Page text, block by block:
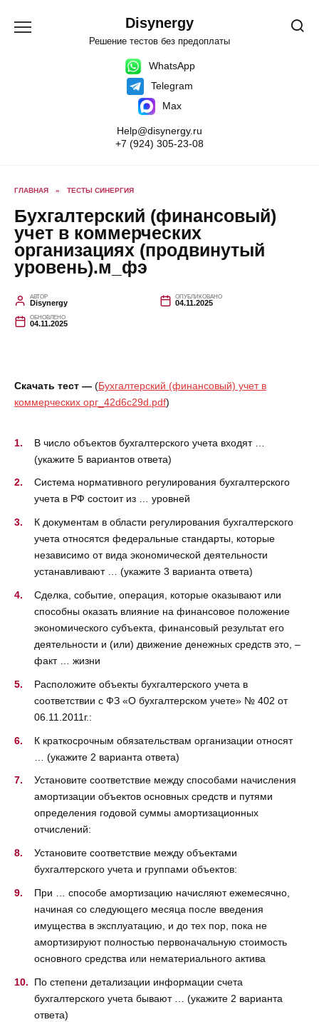
содержанию
Disynergy
Решение тестов без предоплаты
WhatsApp
Telegram
Max
Help@disynergy.ru
+7 (924) 305-23-08
ГЛАВНАЯ » ТЕСТЫ СИНЕРГИЯ
Бухгалтерский (финансовый)
учет в коммерческих
организациях (продвинутый
уровень).м_фэ
АВТОР
Disynergy
ОПУБЛИКОВАНО
04.11.2025
ОБНОВЛЕНО
04.11.2025
Скачать тест — (Бухгалтерский (финансовый) учет в
коммерческих орг_42d6c29d.pdf)
В число объектов бухгалтерского учета входят …
(укажите 5 вариантов ответа)
Система нормативного регулирования бухгалтерского
учета в РФ состоит из … уровней
К документам в области регулирования бухгалтерского
учета относятся федеральные стандарты, которые
независимо от вида экономической деятельности
устанавливают … (укажите 3 варианта ответа)
Сделка, событие, операция, которые оказывают или
способны оказать влияние на финансовое положение
экономического субъекта, финансовый результат его
деятельности и (или) движение денежных средств это, –
факт … жизни
Расположите объекты бухгалтерского учета в
соответствии с ФЗ «О бухгалтерском учете» № 402 от
06.11.2011г.:
К краткосрочным обязательствам организации относят
… (укажите 2 варианта ответа)
Установите соответствие между способами начисления
амортизации объектов основных средств и путями
определения годовой суммы амортизационных
отчислений:
Установите соответствие между объектами
бухгалтерского учета и группами объектов:
При … способе амортизацию начисляют ежемесячно,
начиная со следующего месяца после введения
имущества в эксплуатацию, и до тех пор, пока не
амортизируют полностью первоначальную стоимость
основного средства или нематериального актива
По степени детализации информации счета
бухгалтерского учета бывают … (укажите 2 варианта
ответа)